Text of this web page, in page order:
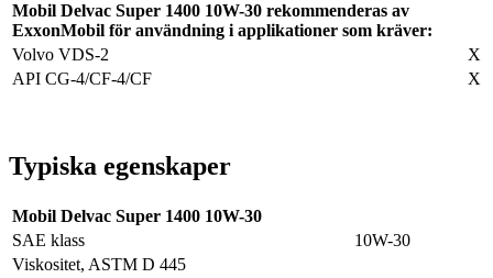
Mobil Delvac Super 1400 10W-30 rekommenderas av
ExxonMobil för användning i applikationer som kräver:
Volvo VDS-2
X
API CG-4/CF-4/CF
X
Typiska egenskaper
Mobil Delvac Super 1400 10W-30
SAE klass
10W-30
Viskositet, ASTM D 445